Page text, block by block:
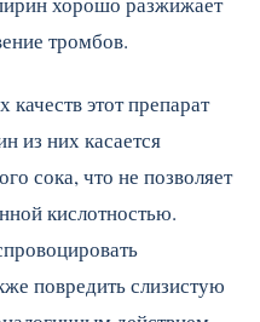
тромбов.
этот препарат
из них касается
сока, что не позволяет
кислотностью.
повредить слизистую